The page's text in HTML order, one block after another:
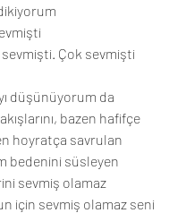
sevmişti. Çok sevmişti
düşünüyorum da
bazen hafifçe
hoyratça savrulan
bedenini süsleyen
sevmiş olamaz
için sevmiş olamaz seni